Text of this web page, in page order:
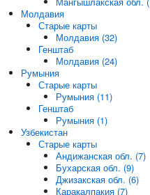
Молдавия
Старые карты
Молдавия (32)
Генштаб
Молдавия (24)
Румыния
Старые карты
Румыния (11)
Генштаб
Румыния (1)
Узбекистан
Старые карты
Андижанская обл. (7)
Бухарская обл. (9)
Джизакская обл. (6)
Каракалпакия (7)